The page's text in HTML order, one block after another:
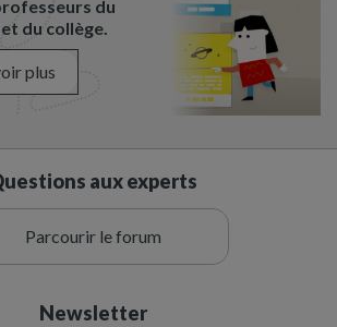
du
du collège.
plus
aux experts
Parcourir le forum
Newsletter